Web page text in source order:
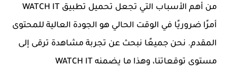
من أهم الأسباب التي تجعل تحميل تطبيق WATCH IT
أمرًا ضروريًا في الوقت الحالي هو الجودة العالية للمحتوى
المقدم. نحن جميعًا نبحث عن تجربة مشاهدة ترقى إلى
مستوى توقعاتنا، وهذا ما يضمنه WATCH IT